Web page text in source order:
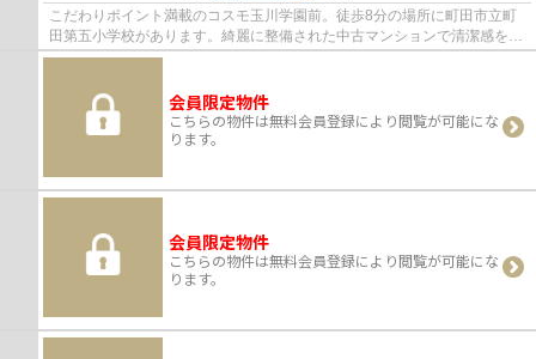
こだわりポイント満載のコスモ玉川学園前。徒歩8分の場所に町田市立町
田第五小学校があります。綺麗に整備された中古マンションで清潔感を感
じます。こちらの物件にはエレベーターがあ...
会員限定物件
こちらの物件は無料会員登録により閲覧が可能にな
ります。
会員限定物件
こちらの物件は無料会員登録により閲覧が可能にな
ります。